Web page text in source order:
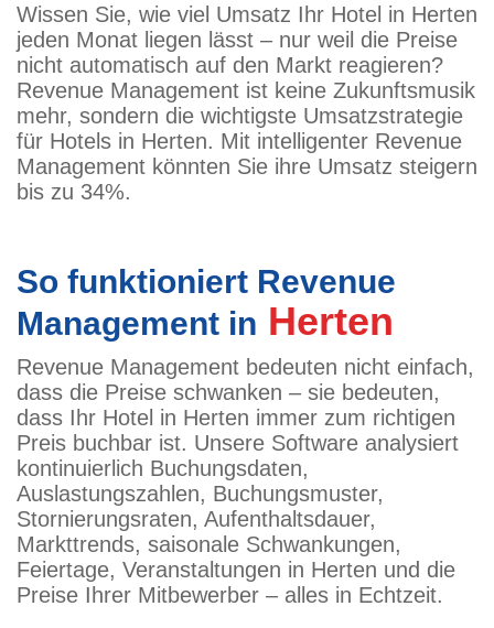
Wissen Sie, wie viel Umsatz Ihr Hotel in Herten
jeden Monat liegen lässt – nur weil die Preise
nicht automatisch auf den Markt reagieren?
Revenue Management ist keine Zukunftsmusik
mehr, sondern die wichtigste Umsatzstrategie
für Hotels in Herten. Mit intelligenter Revenue
Management könnten Sie ihre Umsatz steigern
bis zu 34%.
So funktioniert Revenue
Management in Herten
Revenue Management bedeuten nicht einfach,
dass die Preise schwanken – sie bedeuten,
dass Ihr Hotel in Herten immer zum richtigen
Preis buchbar ist. Unsere Software analysiert
kontinuierlich Buchungsdaten,
Auslastungszahlen, Buchungsmuster,
Stornierungsraten, Aufenthaltsdauer,
Markttrends, saisonale Schwankungen,
Feiertage, Veranstaltungen in Herten und die
Preise Ihrer Mitbewerber – alles in Echtzeit.